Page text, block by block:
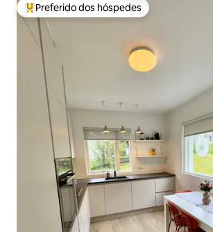
Entre os melhores preferidos dos hóspedes
Preferido dos hóspedes